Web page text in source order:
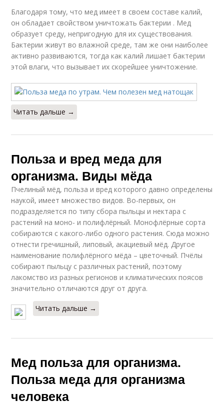
Благодаря тому, что мед имеет в своем составе калий,
он обладает свойством уничтожать бактерии . Мед
образует среду, непригодную для их существования.
Бактерии живут во влажной среде, там же они наиболее
активно развиваются, тогда как калий лишает бактерии
этой влаги, что вызывает их скорейшее уничтожение.
Читать дальше →
Польза и вред меда для
организма. Виды мёда
Пчелиный мёд, польза и вред которого давно определены
наукой, имеет множество видов. Во-первых, он
подразделяется по типу сбора пыльцы и нектара с
растений на моно- и полифлёрный. Монофлёрные сорта
собираются с какого-либо одного растения. Сюда можно
отнести гречишный, липовый, акациевый мёд. Другое
наименование полифлёрного мёда – цветочный. Пчёлы
собирают пыльцу с различных растений, поэтому
лакомство из разных регионов и климатических поясов
значительно отличаются друг от друга.
Читать дальше →
Мед польза для организма.
Польза меда для организма
человека